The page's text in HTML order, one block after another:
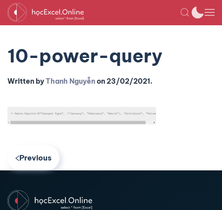
10-power-query
Written byThanh Nguyễnon23/02/2021.
Previous